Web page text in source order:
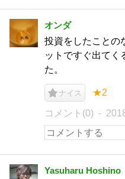
オンダ
投資をしたことの
ットですぐ出てく
た。
ナイス ★2
コメント(0)
Yasuharu Hoshino